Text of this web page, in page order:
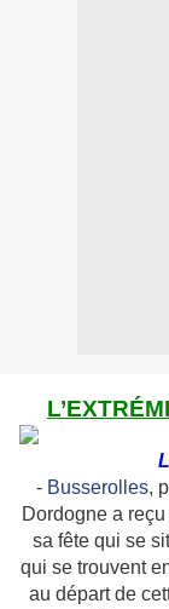
- Busserolles,
Dordogne a
sa fête qui se
qui se trouvent
au départ de